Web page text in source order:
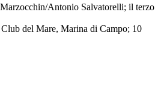
Antonio Salvatorelli; il terzo
del Mare, Marina di Campo; 10